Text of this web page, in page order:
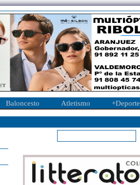
Baloncesto Atletismo +Deporte